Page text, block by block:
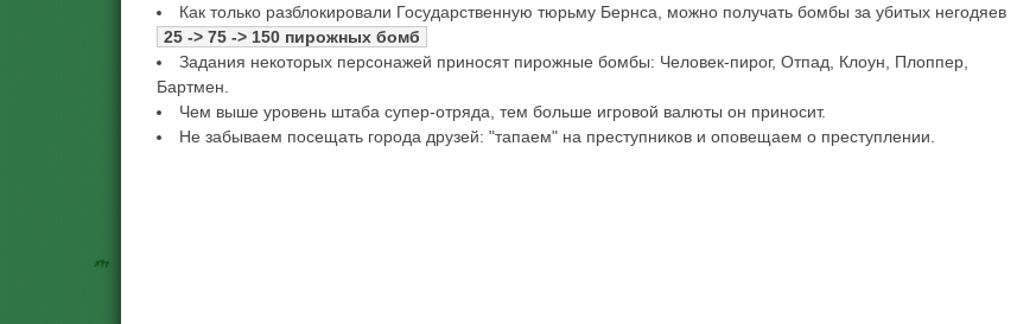
Как только разблокировали Государственную тюрьму Бернса, можно получать бомбы за убитых негодяев
25 -> 75 -> 150 пирожных бомб
Задания некоторых персонажей приносят пирожные бомбы: Человек-пирог, Отпад, Клоун, Плоппер,
Бартмен.
Чем выше уровень штаба супер-отряда, тем больше игровой валюты он приносит.
Не забываем посещать города друзей: "тапаем" на преступников и оповещаем о преступлении.